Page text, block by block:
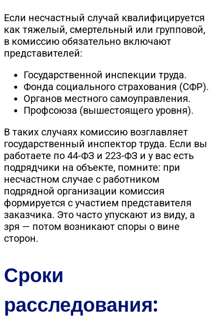
Если несчастный случай квалифицируется
как тяжелый, смертельный или групповой,
в комиссию обязательно включают
представителей:
Государственной инспекции труда.
Фонда социального страхования (СФР).
Органов местного самоуправления.
Профсоюза (вышестоящего уровня).
В таких случаях комиссию возглавляет
государственный инспектор труда. Если вы
работаете по 44-ФЗ и 223-ФЗ и у вас есть
подрядчики на объекте, помните: при
несчастном случае с работником
подрядной организации комиссия
формируется с участием представителя
заказчика. Это часто упускают из виду, а
зря — потом возникают споры о вине
сторон.
Сроки
расследования: